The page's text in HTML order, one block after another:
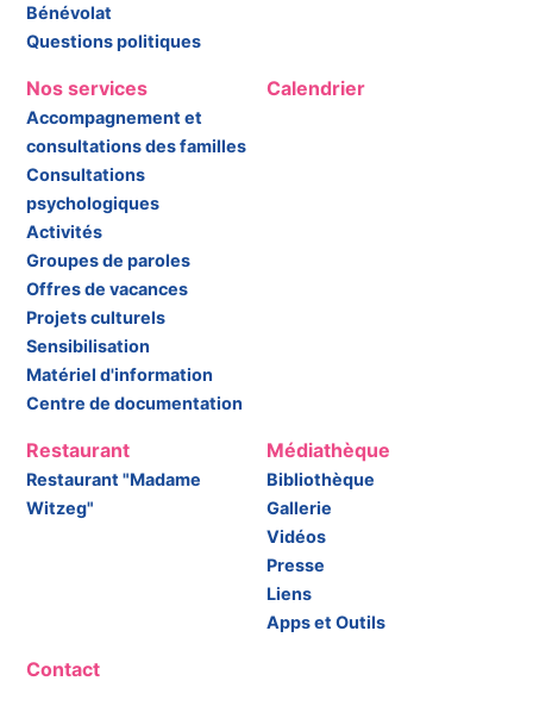
Bénévolat
Questions politiques
Nos services
Accompagnement et
consultations des familles
Consultations
psychologiques
Activités
Groupes de paroles
Offres de vacances
Projets culturels
Sensibilisation
Matériel d'information
Centre de documentation
Calendrier
Restaurant
Restaurant "Madame
Witzeg"
Médiathèque
Bibliothèque
Gallerie
Vidéos
Presse
Liens
Apps et Outils
Contact